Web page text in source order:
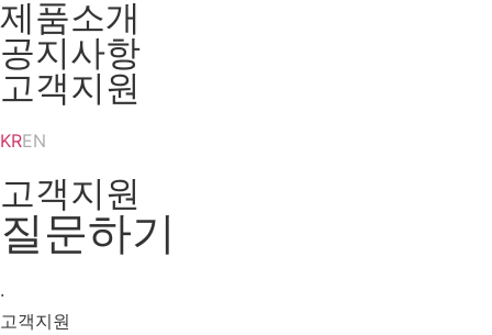
제품소개
공지사항
고객지원
KREN
고객지원
질문하기
·
고객지원